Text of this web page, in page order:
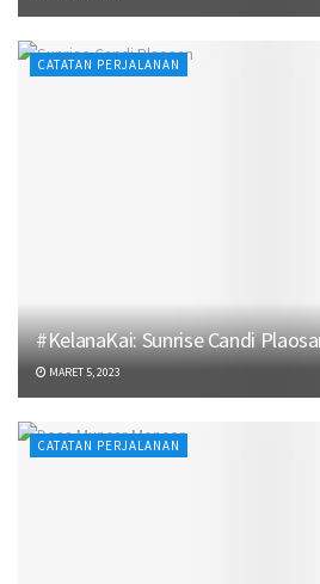
CATATAN PERJALANAN
#KelanaKai: Sunrise Candi
MARET 5, 2023
CATATAN PERJALANAN